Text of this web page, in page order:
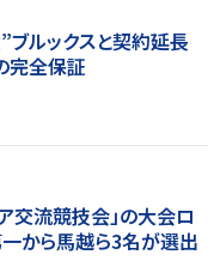
ブルックスと契約延長
完全保証
交流競技会」の大会ロ
から馬越ら3名が選出